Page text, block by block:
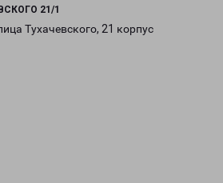
21/1
Тухачевского, 21 корпус